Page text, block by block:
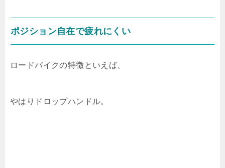
ポジション自在で疲れにくい
ロードバイクの特徴といえば、
やはりドロップハンドル。